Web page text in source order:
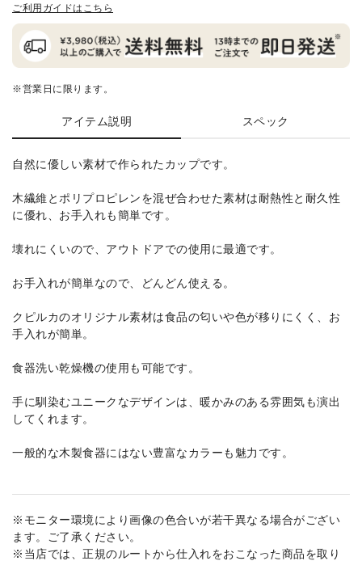
ご利用ガイドはこちら
※営業日に限ります。
アイテム説明 スペック
自然に優しい素材で作られたカップです。
木繊維とポリプロピレンを混ぜ合わせた素材は耐熱性と耐久性
に優れ、お手入れも簡単です。
壊れにくいので、アウトドアでの使用に最適です。
お手入れが簡単なので、どんどん使える。
クピルカのオリジナル素材は食品の匂いや色が移りにくく、お
手入れが簡単。
食器洗い乾燥機の使用も可能です。
手に馴染むユニークなデザインは、暖かみのある雰囲気も演出
してくれます。
一般的な木製食器にはない豊富なカラーも魅力です。
※モニター環境により画像の色合いが若干異なる場合がござい
ます。ご了承ください。
※当店では、正規のルートから仕入れをおこなった商品を取り